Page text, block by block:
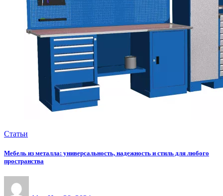
Статьи
Мебель из металла: универсальность, надежность и стиль для любого
пространства